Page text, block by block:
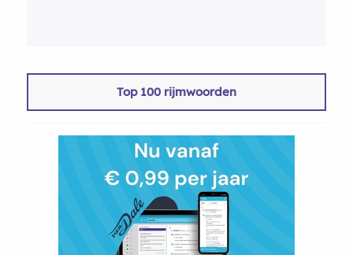
Top 100 rijmwoorden